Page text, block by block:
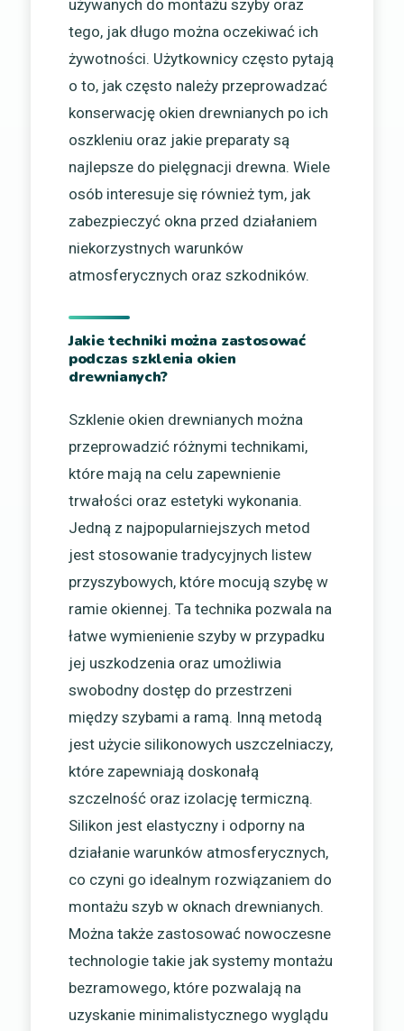
używanych do montażu szyby oraz
tego, jak długo można oczekiwać ich
żywotności. Użytkownicy często pytają
o to, jak często należy przeprowadzać
konserwację okien drewnianych po ich
oszkleniu oraz jakie preparaty są
najlepsze do pielęgnacji drewna. Wiele
osób interesuje się również tym, jak
zabezpieczyć okna przed działaniem
niekorzystnych warunków
atmosferycznych oraz szkodników.
Jakie techniki można zastosować
podczas szklenia okien
drewnianych?
Szklenie okien drewnianych można
przeprowadzić różnymi technikami,
które mają na celu zapewnienie
trwałości oraz estetyki wykonania.
Jedną z najpopularniejszych metod
jest stosowanie tradycyjnych listew
przyszybowych, które mocują szybę w
ramie okiennej. Ta technika pozwala na
łatwe wymienienie szyby w przypadku
jej uszkodzenia oraz umożliwia
swobodny dostęp do przestrzeni
między szybami a ramą. Inną metodą
jest użycie silikonowych uszczelniaczy,
które zapewniają doskonałą
szczelność oraz izolację termiczną.
Silikon jest elastyczny i odporny na
działanie warunków atmosferycznych,
co czyni go idealnym rozwiązaniem do
montażu szyb w oknach drewnianych.
Można także zastosować nowoczesne
technologie takie jak systemy montażu
bezramowego, które pozwalają na
uzyskanie minimalistycznego wyglądu